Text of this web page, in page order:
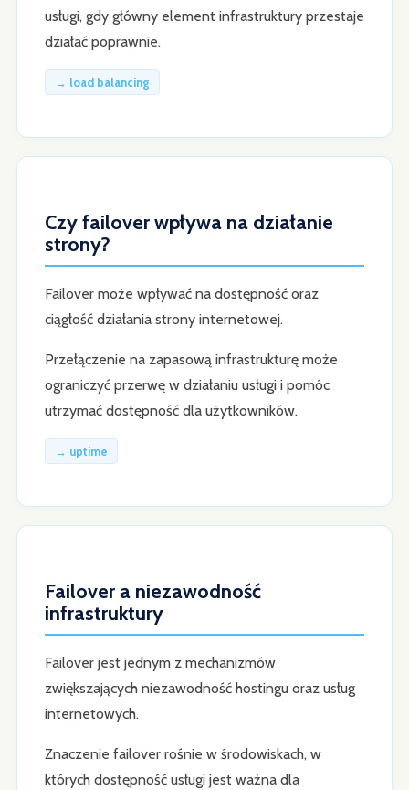
usługi, gdy główny element infrastruktury przestaje
działać poprawnie.
→ load balancing
Czy failover wpływa na działanie
strony?
Failover może wpływać na dostępność oraz
ciągłość działania strony internetowej.
Przełączenie na zapasową infrastrukturę może
ograniczyć przerwę w działaniu usługi i pomóc
utrzymać dostępność dla użytkowników.
→ uptime
Failover a niezawodność
infrastruktury
Failover jest jednym z mechanizmów
zwiększających niezawodność hostingu oraz usług
internetowych.
Znaczenie failover rośnie w środowiskach, w
których dostępność usługi jest ważna dla